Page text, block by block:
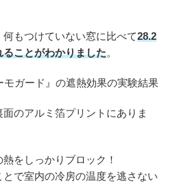
もつけていない窓に比べて28.2
ことがわかりました。
のアルミ箔プリントにありま
をしっかりブロック！
で室内の冷房の温度を逃さない